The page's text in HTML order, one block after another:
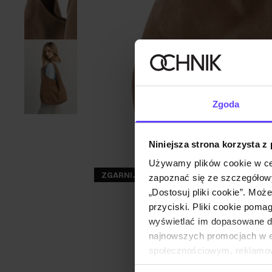
Zgoda
Niniejsza strona korzysta z
Używamy plików cookie w
zapoznać się ze
„Dostosuj pliki cookie”.
przyciski. Pliki cookie
wyświetlać im dopasowane
najnowszych promocjach w
społecznościowym,
od Ciebie lub uzyskanymi
ZGARNIJ -30%